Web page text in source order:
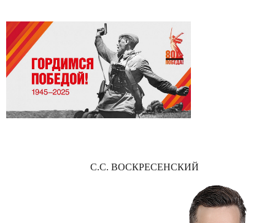
С.С. ВОСКРЕСЕНСКИЙ